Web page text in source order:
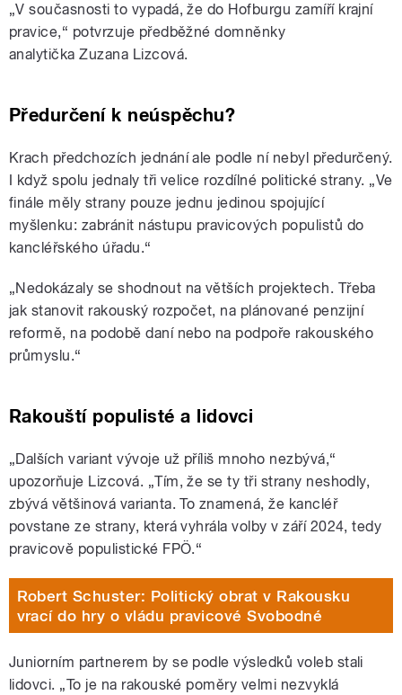
„V současnosti to vypadá, že do Hofburgu zamíří krajní
pravice,“ potvrzuje předběžné domněnky
analytičkaZuzana Lizcová.
Předurčení k neúspěchu?
Krach předchozích jednání ale podle ní nebyl předurčený.
I když spolu jednaly tři velice rozdílné politické strany. „Ve
finále měly strany pouze jednu jedinou spojující
myšlenku: zabránit nástupu pravicových populistů do
kancléřského úřadu.“
„Nedokázaly se shodnout na větších projektech. Třeba
jak stanovit rakouský rozpočet, na plánované penzijní
reformě, na podobě daní nebo na podpoře rakouského
průmyslu.“
Rakouští populisté a lidovci
„Dalších variant vývoje už příliš mnoho nezbývá,“
upozorňuje Lizcová. „Tím, že se ty tři strany neshodly,
zbývá většinová varianta. To znamená, že kancléř
povstane ze strany, která vyhrála volby v září 2024, tedy
pravicově populistické FPÖ.“
Robert Schuster: Politický obrat v Rakousku
vrací do hry o vládu pravicové Svobodné
Juniorním partnerem by se podle výsledků voleb stali
lidovci. „To je na rakouské poměry velmi nezvyklá